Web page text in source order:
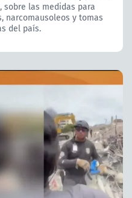
sobre las medidas para
narcomausoleos y tomas
del país.